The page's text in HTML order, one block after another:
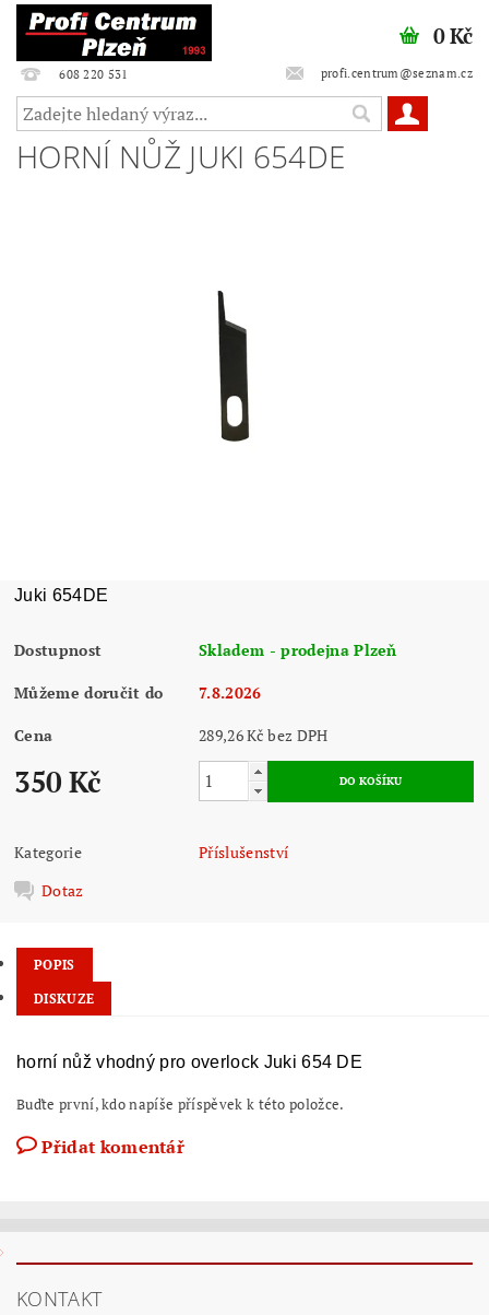
608 220 531 profi.centrum@seznam.cz
0 Kč
HORNÍ NŮŽ JUKI 654DE
Juki 654DE
Dostupnost Skladem - prodejna Plzeň
Můžeme doručit do 7.8.2026
Cena 289,26 Kč bez DPH
350 Kč
Kategorie
Příslušenství
Dotaz
POPIS
DISKUZE
horní nůž vhodný pro overlock Juki 654 DE
Buďte první, kdo napíše příspěvek k této položce.
Přidat komentář
KONTAKT